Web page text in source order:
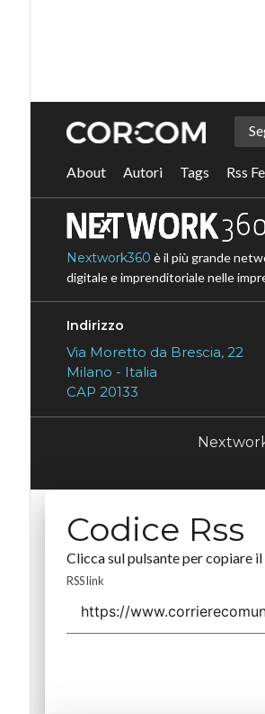
About Autori Tags Rss
Nextwork360 è il più grande
digitale e imprenditoriale nelle
Indirizzo
Via Moretto da Brescia, 22
Milano - Italia
CAP 20133
Codice Rss
Clicca sul pulsante per copiare il
RSS link